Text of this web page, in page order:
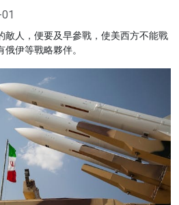
敵人，便要及早參戰，使美西方不能戰
伊等戰略夥伴。